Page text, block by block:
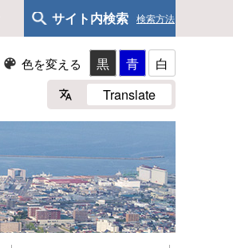
サイト内検索 検索方法
色を変える 黒 青
白
Translate